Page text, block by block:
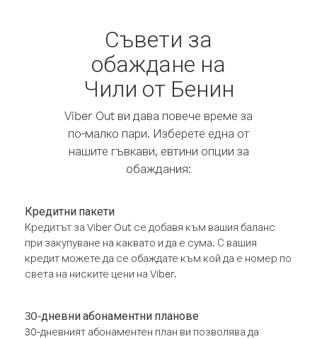
Съвети за
обаждане на
Чили от Бенин
Viber Out ви дава повече време за
по-малко пари. Изберете една от
нашите гъвкави, евтини опции за
обаждания:
Кредитни пакети
Кредитът за Viber Out се добавя към вашия баланс
при закупуване на каквато и да е сума. С вашия
кредит можете да се обаждате към кой да е номер по
света на ниските цени на Viber.
30-дневни абонаментни планове
30-дневният абонаментен план ви позволява да